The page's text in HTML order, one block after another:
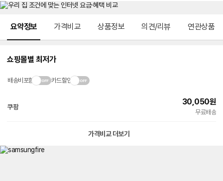
요약정보 가격비교 상품정보 의견/리뷰 연관상품
쇼핑몰별 최저가
배송비포함 카드할인
쿠팡
30,050원
무료배송
가격비교 더보기